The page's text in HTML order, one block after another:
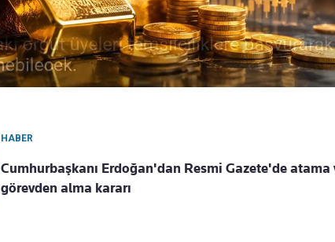
HABER
Cumhurbaşkanı Erdoğan'dan Resmi Gazete'de atama
görevden alma kararı